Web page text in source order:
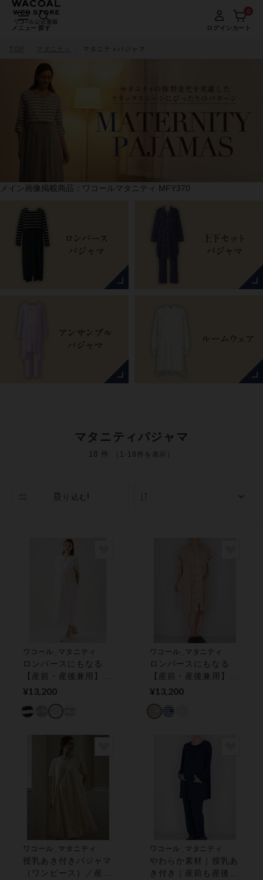
メニュー 探す ログイン カート
0
マタニティパジャマ
メイン画像掲載商品：ワコールマタニティ MFY370
マタニティパジャマ
18 件 （1-18件を表示）
絞り込む
ワコール_マタニティ
ロンパースにもなる
【産前・産後兼用】
マタニティパジャマ
¥13,200
ワコール_マタニティ
ロンパースにもなる
【産前・産後兼用】
マタニティパジャマ
¥13,200
ワコール_マタニティ
授乳あき付きパジャマ
（ワンピース）／産前
ワコール_マタニティ
やわらか素材｜授乳あ
き付き｜産前も産後も